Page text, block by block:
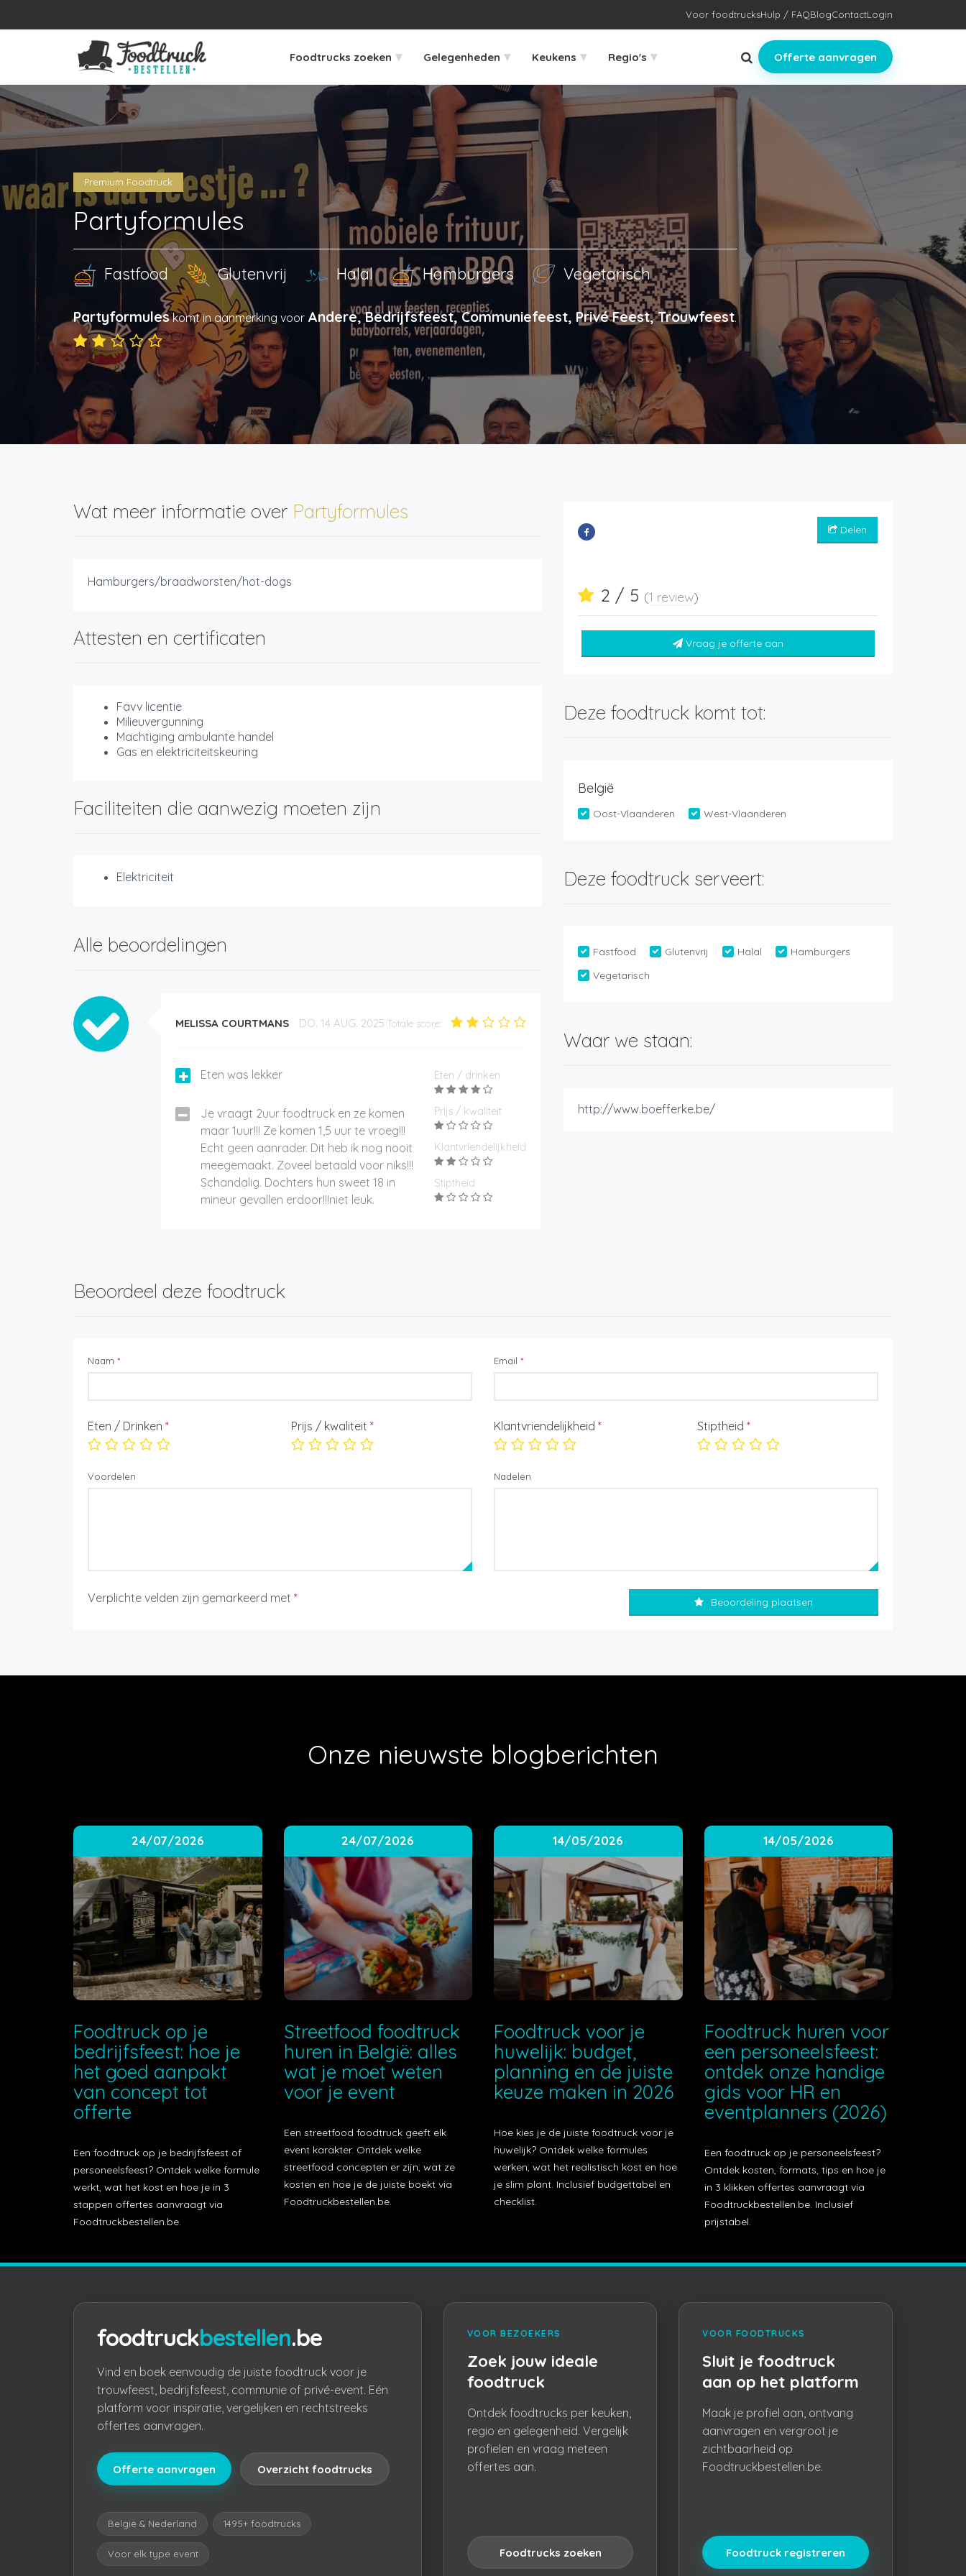
Voor foodtrucksHulp / FAQBlogContactLogin
Foodtrucks zoeken ▾ Gelegenheden ▾ Keukens ▾ Regio's ▾ Offerte aanvragen
Premium Foodtruck
Partyformules
Fastfood Glutenvrij Halal Hamburgers Vegetarisch
Partyformuleskomt in aanmerking voor Andere, Bedrijfsfeest, Communiefeest, Privé Feest, Trouwfeest.
Wat meer informatie over Partyformules
Hamburgers/braadworsten/hot-dogs
Attesten en certificaten
Favv licentie
Milieuvergunning
Machtiging ambulante handel
Gas en elektriciteitskeuring
Faciliteiten die aanwezig moeten zijn
Elektriciteit
Alle beoordelingen
MELISSA COURTMANS DO. 14 AUG. 2025 Totale score:
Eten was lekker
Je vraagt 2uur foodtruck en ze komen
maar 1uur!!! Ze komen 1,5 uur te vroeg!!!
Echt geen aanrader. Dit heb ik nog nooit
meegemaakt. Zoveel betaald voor niks!!!
Schandalig. Dochters hun sweet 18 in
mineur gevallen erdoor!!!niet leuk.
Eten / drinken
Prijs / kwaliteit
Klantvriendelijkheid
Stiptheid
Delen
2 / 5 (1 review)
Vraag je offerte aan
Deze foodtruck komt tot:
België
Oost-Vlaanderen West-Vlaanderen
Deze foodtruck serveert:
Fastfood Glutenvrij Halal
Hamburgers
Vegetarisch
Waar we staan:
http://www.boefferke.be/
Beoordeel deze foodtruck
Naam * Email *
Eten / Drinken * Prijs / kwaliteit * Klantvriendelijkheid * Stiptheid *
Voordelen Nadelen
Verplichte velden zijn gemarkeerd met * Beoordeling plaatsen
Onze nieuwste blogberichten
24/07/2026
Foodtruck op je
bedrijfsfeest: hoe je
het goed aanpakt
van concept tot
offerte
Een foodtruck op je bedrijfsfeest of
personeelsfeest? Ontdek welke formule
werkt, wat het kost en hoe je in 3
stappen offertes aanvraagt via
Foodtruckbestellen.be.
24/07/2026
Streetfood foodtruck
huren in België: alles
wat je moet weten
voor je event
Een streetfood foodtruck geeft elk
event karakter. Ontdek welke
streetfood concepten er zijn, wat ze
kosten en hoe je de juiste boekt via
Foodtruckbestellen.be.
14/05/2026
Foodtruck voor je
huwelijk: budget,
planning en de juiste
keuze maken in 2026
Hoe kies je de juiste foodtruck voor je
huwelijk? Ontdek welke formules
werken, wat het realistisch kost en hoe
je slim plant. Inclusief budgettabel en
checklist.
14/05/2026
Foodtruck huren voor
een personeelsfeest:
ontdek onze handige
gids voor HR en
eventplanners (2026)
Een foodtruck op je personeelsfeest?
Ontdek kosten, formats, tips en hoe je
in 3 klikken offertes aanvraagt via
Foodtruckbestellen.be. Inclusief
prijstabel.
foodtruckbestellen.be
Vind en boek eenvoudig de juiste foodtruck voor je
trouwfeest, bedrijfsfeest, communie of privé-event. Eén
platform voor inspiratie, vergelijken en rechtstreeks
offertes aanvragen.
Offerte aanvragen Overzicht foodtrucks
België & Nederland 1495+ foodtrucks
Voor elk type event
VOOR BEZOEKERS
Zoek jouw ideale
foodtruck
Ontdek foodtrucks per keuken,
regio en gelegenheid. Vergelijk
profielen en vraag meteen
offertes aan.
Foodtrucks zoeken
VOOR FOODTRUCKS
Sluit je foodtruck
aan op het platform
Maak je profiel aan, ontvang
aanvragen en vergroot je
zichtbaarheid op
Foodtruckbestellen.be.
Foodtruck registreren